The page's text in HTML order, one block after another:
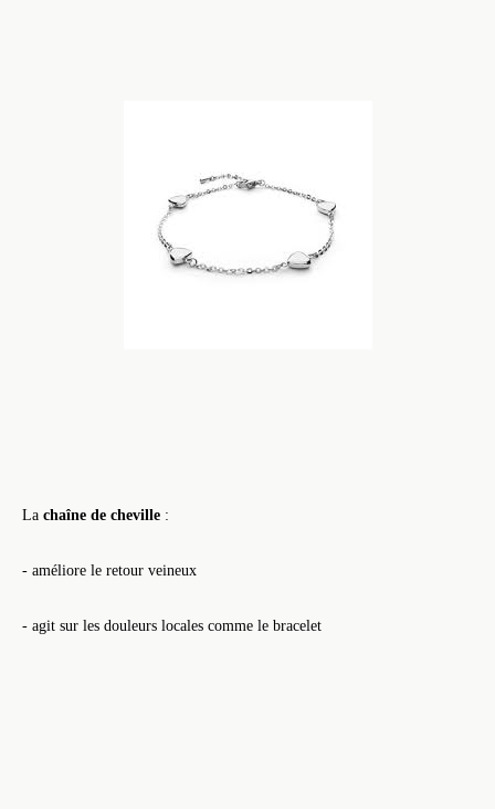
La chaîne de cheville :
- améliore le retour veineux
- agit sur les douleurs locales comme le bracelet